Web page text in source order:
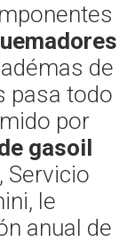
adémas de
pasa todo
por
gasoil
Servicio
le
anual de